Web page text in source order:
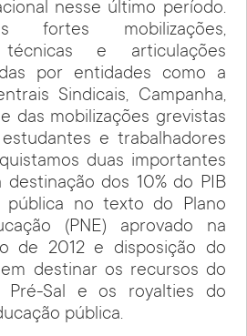
nesse último período.
mobilizações,
técnicas e articulações
por entidades como a
Sindicais, Campanha,
das mobilizações grevistas
e trabalhadores
duas importantes
dos 10% do PIB
pública no texto do Plano
(PNE) aprovado na
de 2012 e disposição do
destinar os recursos do
Pré-Sal e os royalties do
pública.